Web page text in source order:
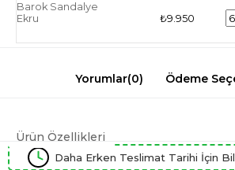
Barok Sandalye
Ekru
₺9.950
Yorumlar(0) Ödeme
Ürün Özellikleri
Daha Erken Teslimat Tarihi İçin